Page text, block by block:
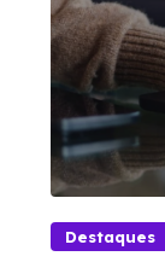
Destaques